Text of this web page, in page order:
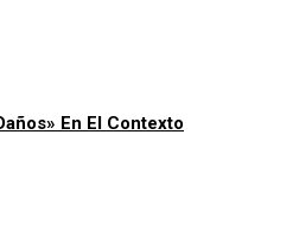
En El Contexto